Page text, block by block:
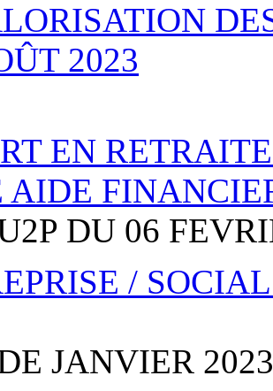
2023
EN
AIDE
DU 06
/
JANVIER 2023